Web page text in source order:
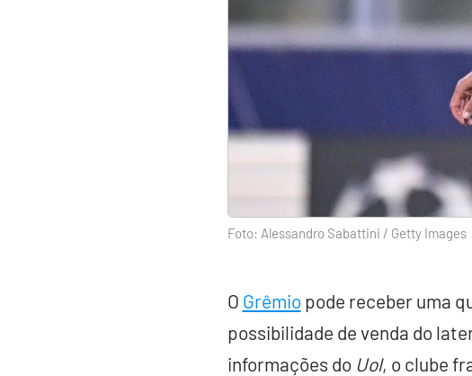
Foto: Alessandro Sabattini / Getty Images
O Grêmio pode receber uma
possibilidade de venda do
informações do Uol, o clube